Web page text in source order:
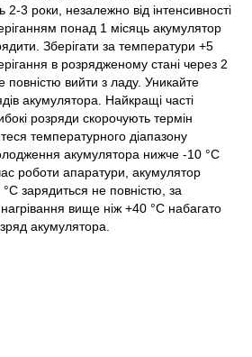
2-3 роки, незалежно від інтенсивності
понад 1 місяць акумулятор
Зберігати за температури +5
в розрядженому стані через 2
повністю вийти з ладу. Уникайте
акумулятора. Найкращі часті
розряди скорочують термін
температурного діапазону
акумулятора нижче -10 °C
роботи апаратури, акумулятор
зарядиться не повністю, за
вище ніж +40 °C набагато
акумулятора.